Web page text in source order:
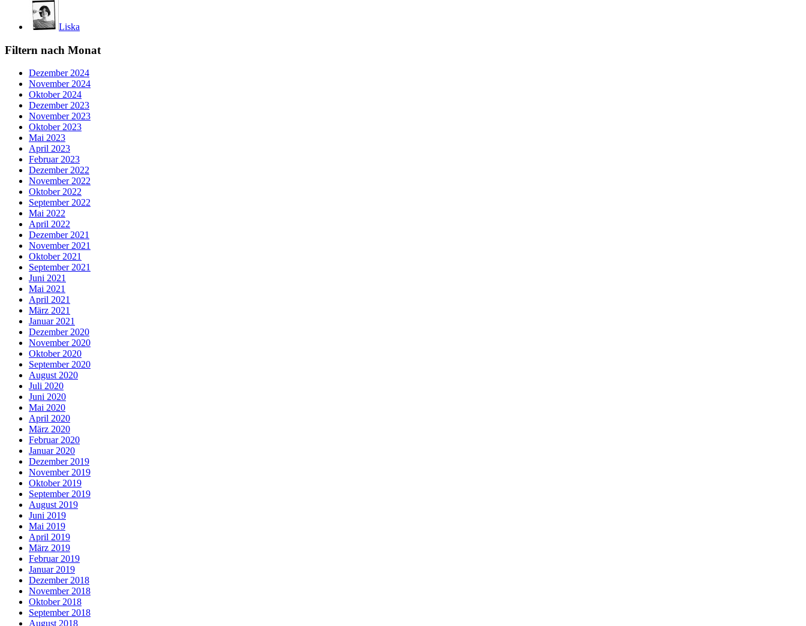
Liska
Filtern nach Monat
Dezember 2024
November 2024
Oktober 2024
Dezember 2023
November 2023
Oktober 2023
Mai 2023
April 2023
Februar 2023
Dezember 2022
November 2022
Oktober 2022
September 2022
Mai 2022
April 2022
Dezember 2021
November 2021
Oktober 2021
September 2021
Juni 2021
Mai 2021
April 2021
März 2021
Januar 2021
Dezember 2020
November 2020
Oktober 2020
September 2020
August 2020
Juli 2020
Juni 2020
Mai 2020
April 2020
März 2020
Februar 2020
Januar 2020
Dezember 2019
November 2019
Oktober 2019
September 2019
August 2019
Juni 2019
Mai 2019
April 2019
März 2019
Februar 2019
Januar 2019
Dezember 2018
November 2018
Oktober 2018
September 2018
August 2018